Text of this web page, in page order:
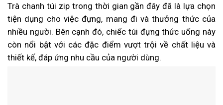
Trà chanh túi zip trong thời gian gần đây đã là lựa chọn
tiện dụng cho việc đựng, mang đi và thưởng thức của
nhiều người. Bên cạnh đó, chiếc túi đựng thức uống này
còn nổi bật với các đặc điểm vượt trội về chất liệu và
thiết kế, đáp ứng nhu cầu của người dùng.